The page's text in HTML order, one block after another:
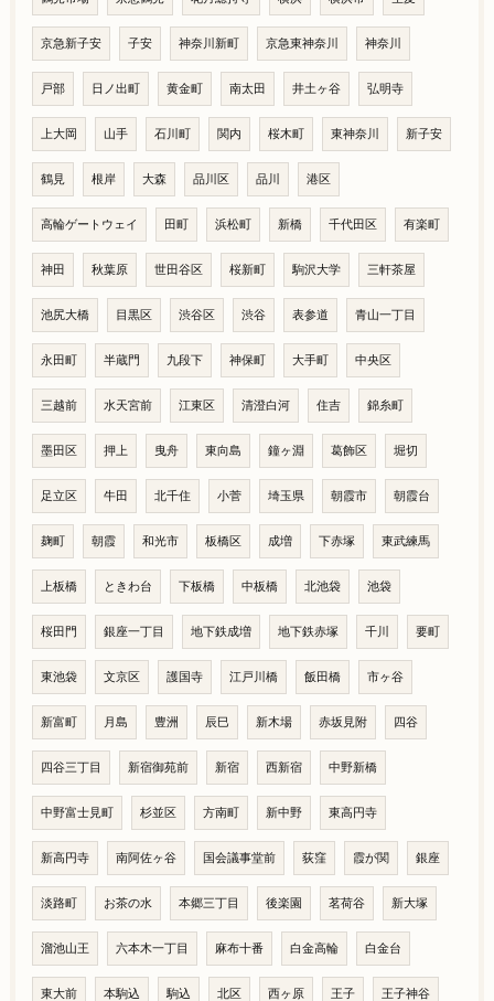
京急新子安 子安 神奈川新町 京急東神奈川 神奈川
戸部 日ノ出町 黄金町 南太田 井土ヶ谷 弘明寺
上大岡 山手 石川町 関内 桜木町 東神奈川 新子安
鶴見 根岸 大森 品川区 品川 港区
高輪ゲートウェイ 田町 浜松町 新橋 千代田区 有楽町
神田 秋葉原 世田谷区 桜新町 駒沢大学 三軒茶屋
池尻大橋 目黒区 渋谷区 渋谷 表参道 青山一丁目
永田町 半蔵門 九段下 神保町 大手町 中央区
三越前 水天宮前 江東区 清澄白河 住吉 錦糸町
墨田区 押上 曳舟 東向島 鐘ヶ淵 葛飾区 堀切
足立区 牛田 北千住 小菅 埼玉県 朝霞市 朝霞台
麹町 朝霞 和光市 板橋区 成増 下赤塚 東武練馬
上板橋 ときわ台 下板橋 中板橋 北池袋 池袋
桜田門 銀座一丁目 地下鉄成増 地下鉄赤塚 千川 要町
東池袋 文京区 護国寺 江戸川橋 飯田橋 市ヶ谷
新富町 月島 豊洲 辰巳 新木場 赤坂見附 四谷
四谷三丁目 新宿御苑前 新宿 西新宿 中野新橋
中野富士見町 杉並区 方南町 新中野 東高円寺
新高円寺 南阿佐ヶ谷 国会議事堂前 荻窪 霞が関 銀座
淡路町 お茶の水 本郷三丁目 後楽園 茗荷谷 新大塚
溜池山王 六本木一丁目 麻布十番 白金高輪 白金台
東大前 本駒込 駒込 北区 西ヶ原 王子 王子神谷